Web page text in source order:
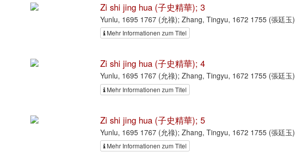
Zi shi jing hua (子史精華); 3
Yunlu, 1695 1767 (允祿); Zhang, Tingyu, 1672 1755 (張廷玉)
Mehr Informationen zum Titel
Zi shi jing hua (子史精華); 4
Yunlu, 1695 1767 (允祿); Zhang, Tingyu, 1672 1755 (張廷玉)
Mehr Informationen zum Titel
Zi shi jing hua (子史精華); 5
Yunlu, 1695 1767 (允祿); Zhang, Tingyu, 1672 1755 (張廷玉)
Mehr Informationen zum Titel